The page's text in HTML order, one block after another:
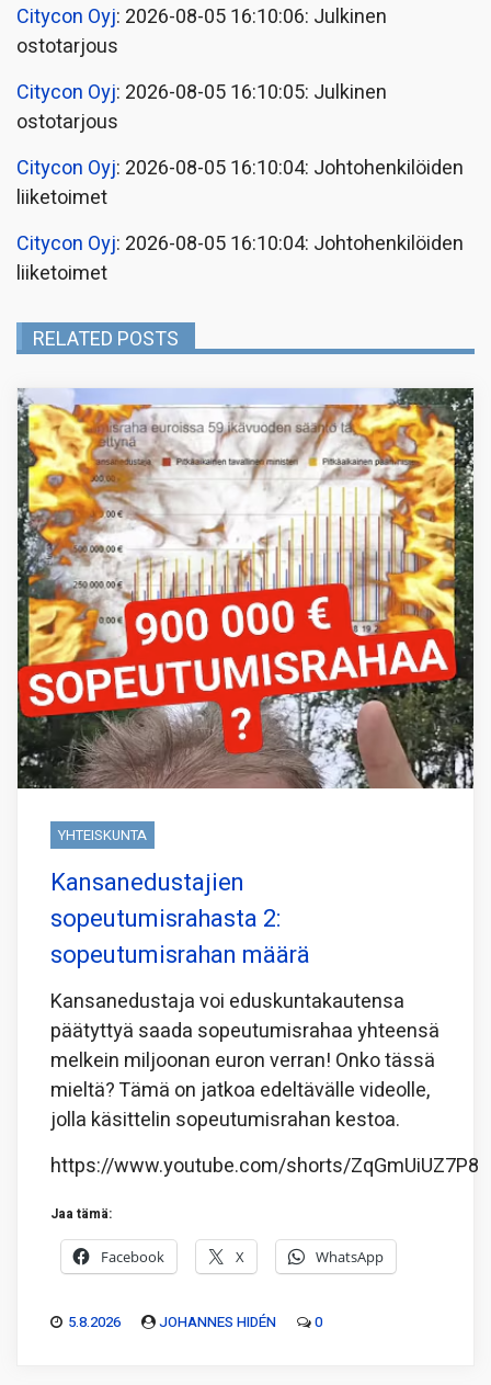
Citycon Oyj: 2026-08-05 16:10:06: Julkinen
ostotarjous
Citycon Oyj: 2026-08-05 16:10:05: Julkinen
ostotarjous
Citycon Oyj: 2026-08-05 16:10:04: Johtohenkilöiden
liiketoimet
Citycon Oyj: 2026-08-05 16:10:04: Johtohenkilöiden
liiketoimet
RELATED POSTS
YHTEISKUNTA
Kansanedustajien
sopeutumisrahasta 2:
sopeutumisrahan määrä
Kansanedustaja voi eduskuntakautensa
päätyttyä saada sopeutumisrahaa yhteensä
melkein miljoonan euron verran! Onko tässä
mieltä? Tämä on jatkoa edeltävälle videolle,
jolla käsittelin sopeutumisrahan kestoa.
https://www.youtube.com/shorts/ZqGmUiUZ7P8
Jaa tämä:
Facebook X WhatsApp
5.8.2026 JOHANNES HIDÉN 0